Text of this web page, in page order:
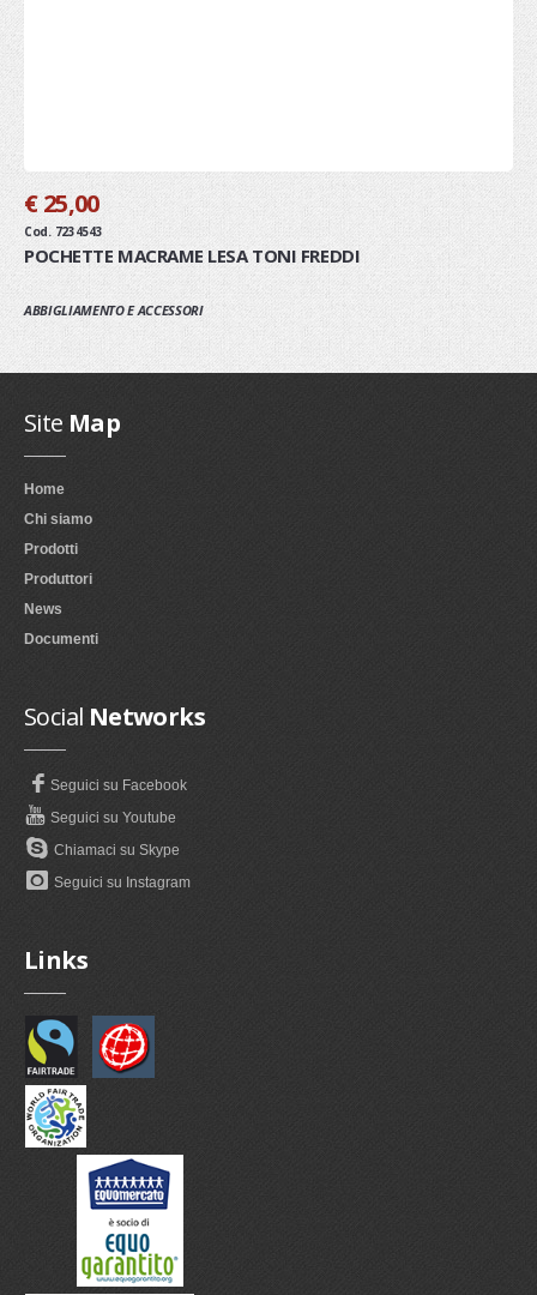
€ 25,00
Cod. 7234543
POCHETTE MACRAME LESA TONI FREDDI
ABBIGLIAMENTO E ACCESSORI
Site Map
Home
Chi siamo
Prodotti
Produttori
News
Documenti
Social Networks
Seguici su Facebook
Seguici su Youtube
Chiamaci su Skype
Seguici su Instagram
Links